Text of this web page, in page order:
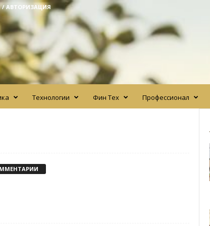
/ АВТОРИЗАЦИЯ
Технологии Фин Тех Профессионал